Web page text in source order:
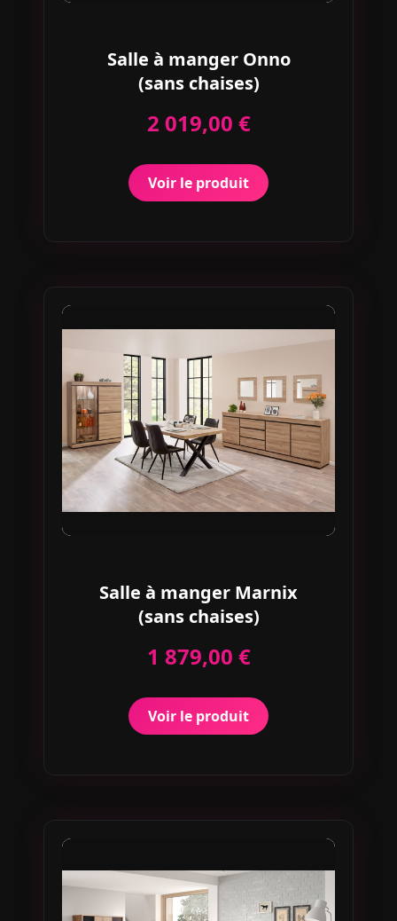
Salle à manger Onno
(sans chaises)
2 019,00 €
Voir le produit
Salle à manger Marnix
(sans chaises)
1 879,00 €
Voir le produit